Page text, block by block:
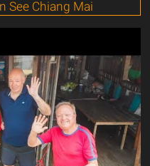
See Chiang Mai